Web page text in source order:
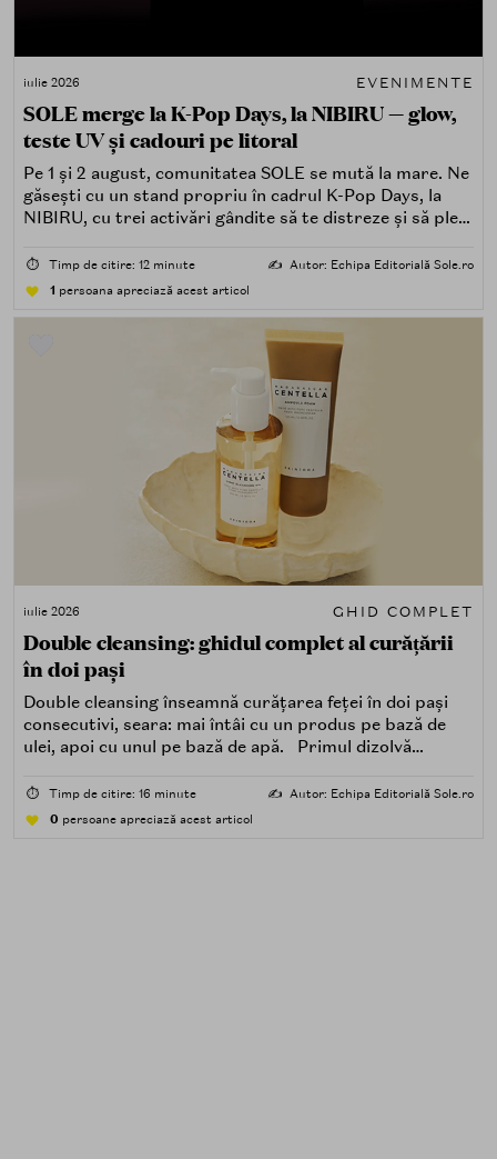
iulie 2026 EVENIMENTE
SOLE merge la K-Pop Days, la NIBIRU — glow,
teste UV și cadouri pe litoral
Pe 1 și 2 august, comunitatea SOLE se mută la mare. Ne
găsești cu un stand propriu în cadrul K-Pop Days, la
NIBIRU, cu trei activări gândite să te distreze și să pleci
⏱️ Timp de citire: 12 minute ✍️ Autor: Echipa Editorială Sole.ro
1 persoana apreciază acest articol
iulie 2026 GHID COMPLET
Double cleansing: ghidul complet al curățării
în doi pași
Double cleansing înseamnă curățarea feței în doi pași
consecutivi, seara: mai întâi cu un produs pe bază de
ulei, apoi cu unul pe bază de apă. Primul dizolvă
poluare. Al doilea îndepărtează impuritățile solubile în
⏱️ Timp de citire: 16 minute ✍️ Autor: Echipa Editorială Sole.ro
0 persoane apreciază acest articol